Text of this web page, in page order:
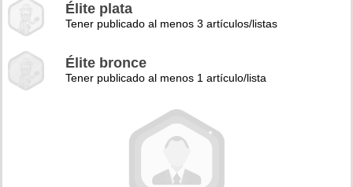
Élite plata
Tener publicado al menos 3 artículos/listas
Élite bronce
Tener publicado al menos 1 artículo/lista